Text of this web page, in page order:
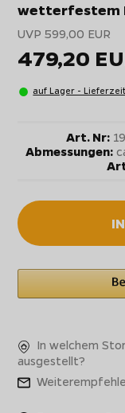
wetterfestem
UVP 599,00 EUR
479,20
auf Lager -
Art. Nr:
Abmessungen:
In welchem
ausgestellt?